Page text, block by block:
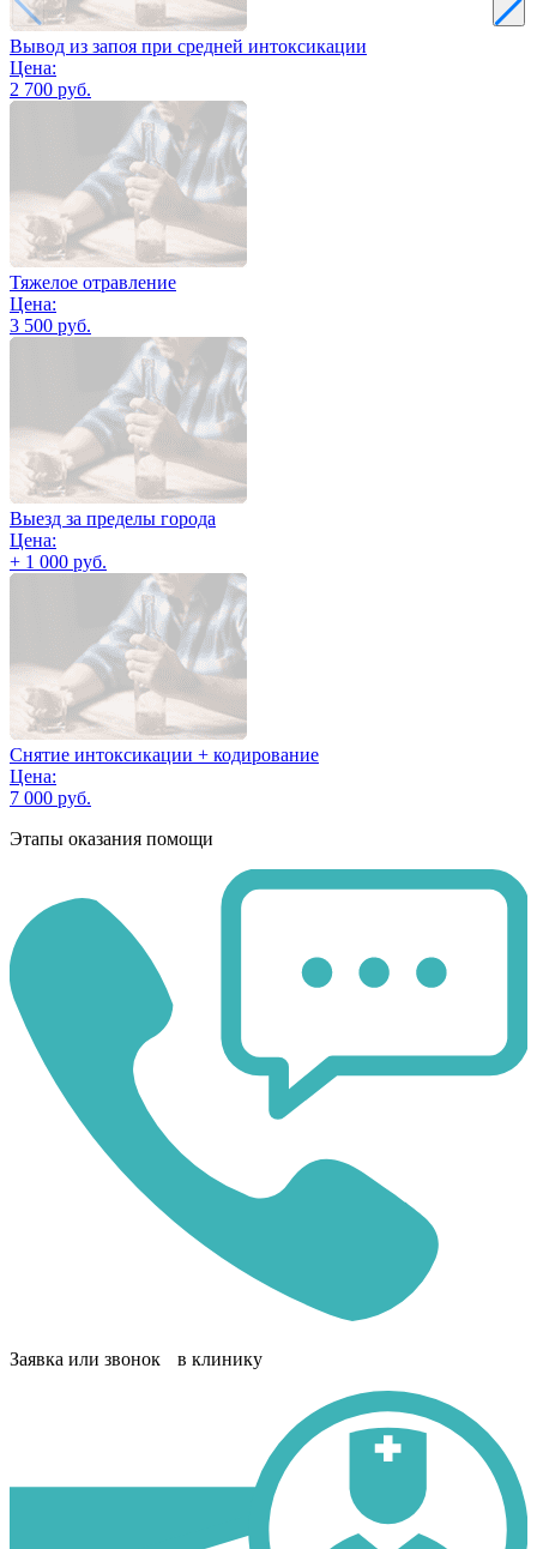
Вывод из запоя при средней интоксикации
Цена:
2 700 руб.
Тяжелое отравление
Цена:
3 500 руб.
Выезд за пределы города
Цена:
+ 1 000 руб.
Снятие интоксикации + кодирование
Цена:
7 000 руб.
Этапы оказания помощи
Заявка или звонок в клинику